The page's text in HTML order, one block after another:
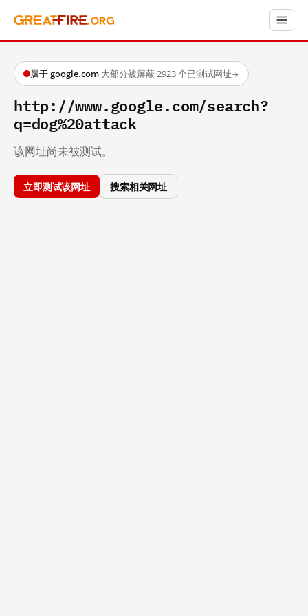
属于 google.com·大部分被屏蔽·2923 个已测试网址→
http://www.google.com/search?
q=dog%20attack
该网址尚未被测试。
立即测试该网址 搜索相关网址